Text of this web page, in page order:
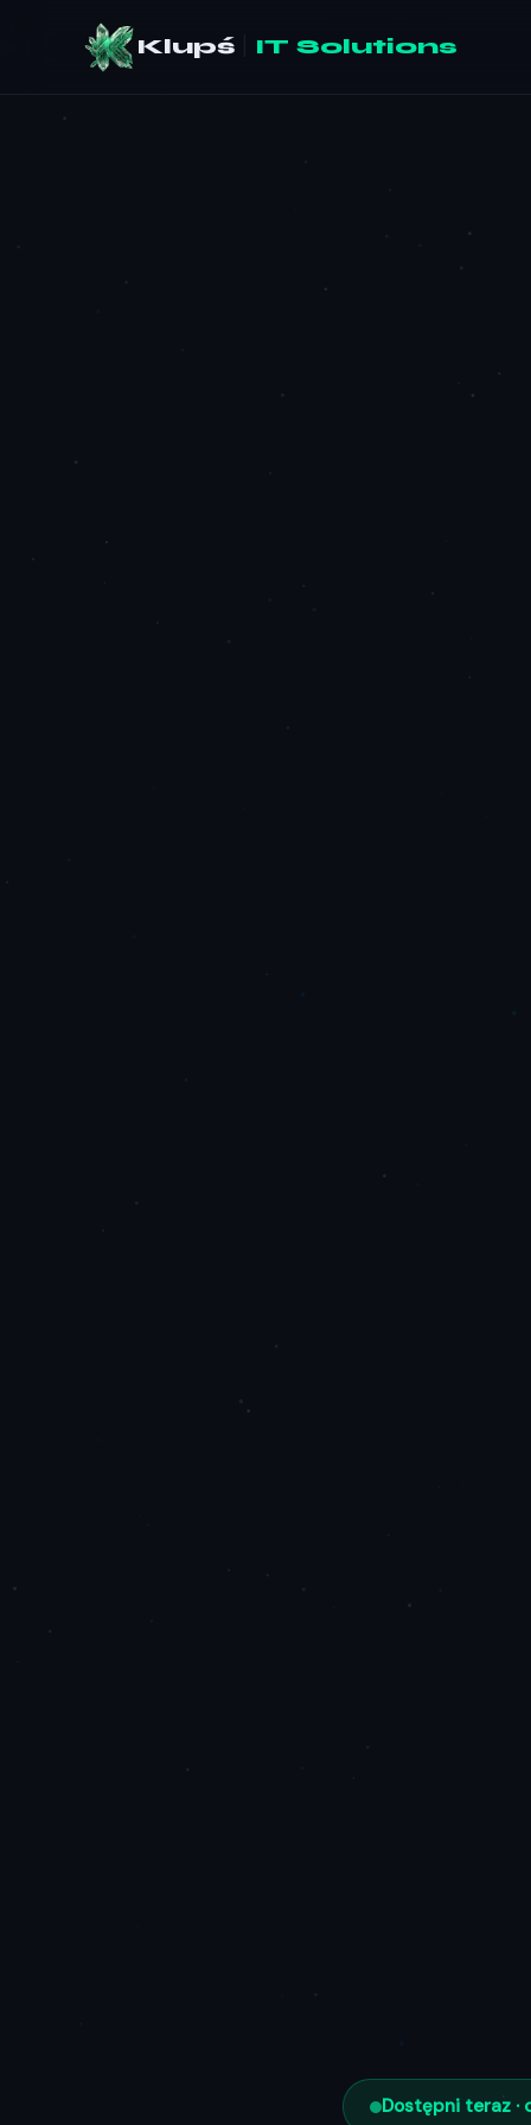
Klupś IT Solutions
Dostępni teraz ·